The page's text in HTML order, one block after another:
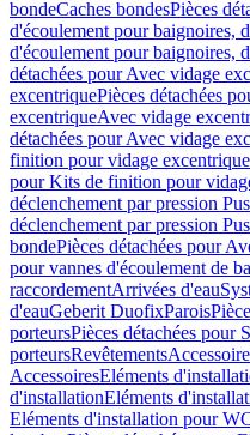
bondeCaches bondesPièces
d'écoulement pour baignoires,
d'écoulement pour baignoires,
détachées pour Avec vidage
excentriquePièces détachées
excentriqueAvec vidage
détachées pour Avec vidage
finition pour vidage
pour Kits de finition pour
déclenchement par pression
déclenchement par pression
bondePièces détachées pour
pour vannes d'écoulement de
raccordementArrivées d'eau
d'eauGeberit DuofixParois
porteursPièces détachées pour
porteursRevêtements
AccessoiresEléments
d'installationEléments
Eléments d'installation pour